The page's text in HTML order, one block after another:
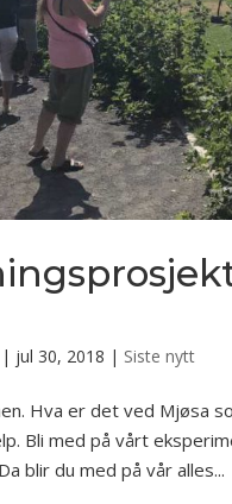
| jul 30, 2018 | Siste nytt
Hva er det ved Mjøsa
Bli med på vårt
blir du med på vår alles...